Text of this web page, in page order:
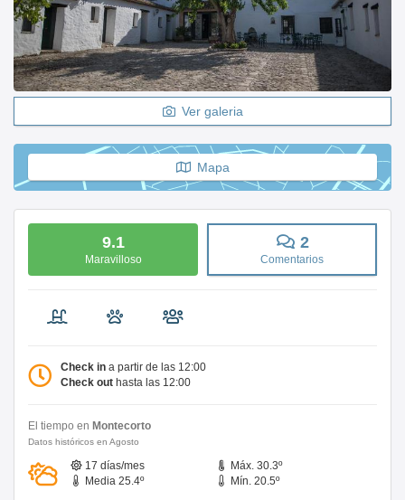
Ver galeria
Mapa
9.1
Maravilloso
2
Comentarios
Check in a partir de las 12:00
Check out hasta las 12:00
El tiempo en Montecorto
Datos históricos en Agosto
17 días/mes
Máx. 30.3º
Media 25.4º
Mín. 20.5º